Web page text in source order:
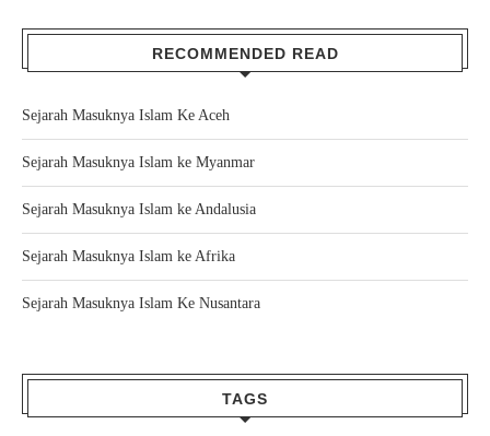
RECOMMENDED READ
Sejarah Masuknya Islam Ke Aceh
Sejarah Masuknya Islam ke Myanmar
Sejarah Masuknya Islam ke Andalusia
Sejarah Masuknya Islam ke Afrika
Sejarah Masuknya Islam Ke Nusantara
TAGS